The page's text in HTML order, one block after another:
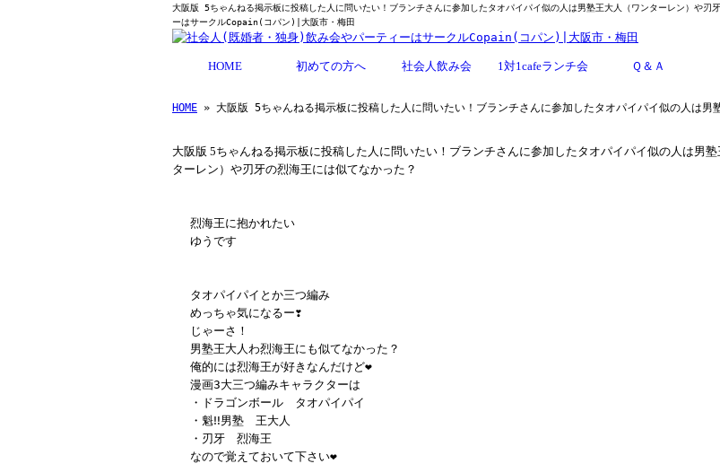
大阪版 5ちゃんねる掲示板に投稿した人に問いたい！ブランチさんに参加したタオパイパイ似の人は男塾王大人（ワンターレン）
ーはサークルCopain(コパン)|大阪市・梅田
HOME 初めての方へ 社会人飲み会 1対1cafeランチ会 Ｑ＆Ａ
HOME » 大阪版 5ちゃんねる掲示板に投稿した人に問いたい！ブランチさんに参加したタオパイパイ似の人は
大阪版 5ちゃんねる掲示板に投稿した人に問いたい！ブランチさんに参加したタオパイパイ似の人は男
ターレン）や刃牙の烈海王には似てなかった？
烈海王に抱かれたい
ゆうです
タオパイパイとか三つ編み
めっちゃ気になるー❣️
じゃーさ！
男塾王大人わ烈海王にも似てなかった？
俺的には烈海王が好きなんだけど❤️
漫画3大三つ編みキャラクターは
・ドラゴンボール タオパイパイ
・魁‼︎男塾 王大人
・刃牙 烈海王
なので覚えておいて下さい❤️